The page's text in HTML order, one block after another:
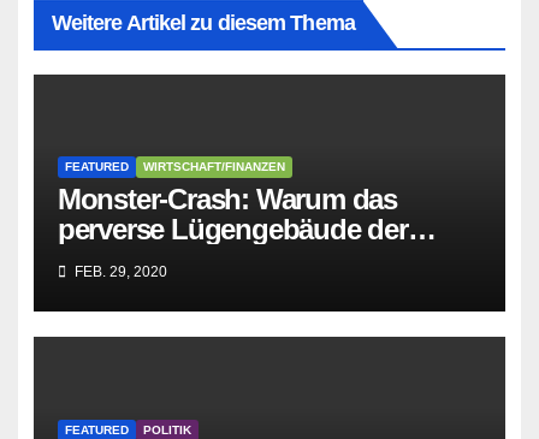
Weitere Artikel zu diesem Thema
FEATURED WIRTSCHAFT/FINANZEN
Monster-Crash: Warum das
perverse Lügengebäude der
Sozialisten in sich
zusammenbricht!
FEB. 29, 2020
FEATURED POLITIK